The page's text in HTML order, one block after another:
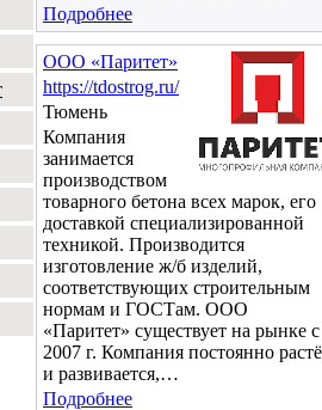
Подробнее
ООО «Паритет»
https://tdostrog.ru/
Тюмень
Компания
занимается
производством
товарного бетона всех марок, его
доставкой специализированной
техникой. Производится
изготовление ж/б изделий,
соответствующих строительным
нормам и ГОСТам. ООО
«Паритет» существует на рынке с
2007 г. Компания постоянно
и развивается,…
Подробнее